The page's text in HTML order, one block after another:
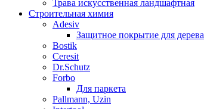
Трава искусственная ландшафтная
Строительная химия
Adesiv
Защитное покрытие для дерева
Bostik
Ceresit
Dr.Schutz
Forbo
Для паркета
Pallmann, Uzin